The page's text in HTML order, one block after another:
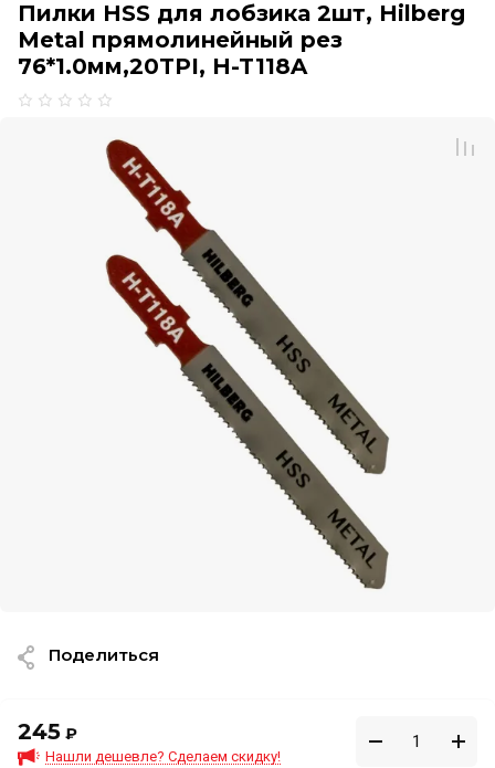
Пилки HSS для лобзика 2шт, Hilberg
Metal прямолинейный рез
76*1.0мм,20TPI, H-T118A
245 ₽
Нашли дешевле? Сделаем скидку!
Поделиться